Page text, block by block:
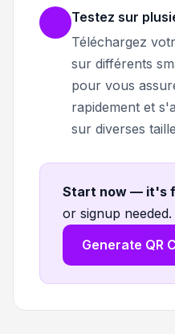
Testez sur
Téléchargez
sur différents
pour vous
rapidement et
sur diverses
Start now — it's
or signup needed.
Generate QR